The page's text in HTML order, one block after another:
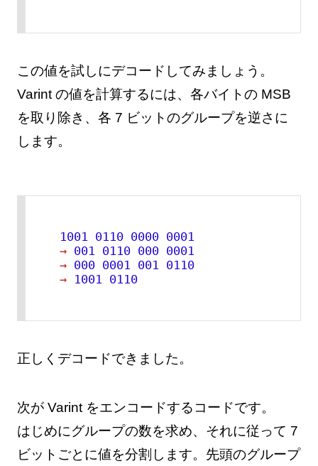
この値を試しにデコードしてみましょう。
Varint の値を計算するには、各バイトの MSB
を取り除き、各 7 ビットのグループを逆さに
します。
1001 0110 0000 0001
→ 001 0110 000 0001
→ 000 0001 001 0110
→
1001 0110
正しくデコードできました。
次が Varint をエンコードするコードです。
はじめにグループの数を求め、それに従って 7
ビットごとに値を分割します。先頭のグループ